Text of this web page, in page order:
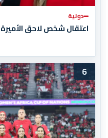
دولية
اعتقال شخص لاحق الأميرة
6